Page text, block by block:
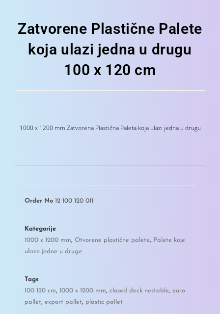
Zatvorene Plastične Palete
koja ulazi jedna u drugu
100 x 120 cm
1000 x 1200 mm Zatvorena Plastična Paleta koja ulazi jedna u drugu
Order No 12 100 120 011
Kategorije
1000 x 1200 mm, Otvorene plastične palete, Palete koje
ulaze jedne u druge
Tags
100 120 cm, 1000 x 1200 mm, closed deck nestable, euro
pallet, export pallet, plastic pallet